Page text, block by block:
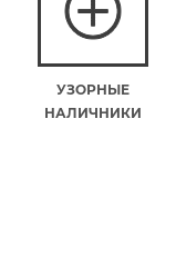
УЗОРНЫЕ
НАЛИЧНИКИ